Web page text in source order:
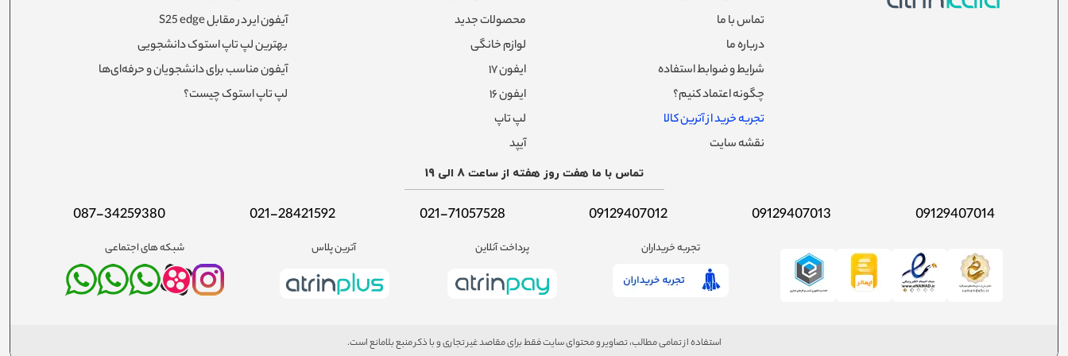
به استفاده از فناوری های روز دنیا و همچنین کیفیت فوق العاده باس و اسپیکرهای به کار گرفته شده در کنار قابلیت هایی همچون دی جی، کارائوکه،
نورپردازی حرفه ای و طراحی جمع و جور اشاره نمود که از این طریق به خوبی توانسته در میان مخاطبان جایگاه کسب کند و به یکی از پرمصرف ترین
تماس با ما
درباره ما
شرایط و ضوابط استفاده
چگونه اعتماد کنیم؟
تجربه خرید از آترین کالا
نقشه سایت
محصولات جدید
لوازم خانگی
ایفون ۱۷
ایفون ۱۶
لپ تاپ
آیپد
آیفون ایر در مقابل S25 edge
بهترین لپ تاپ استوک دانشجویی
آیفون مناسب برای دانشجویان و حرفه‌ای‌ها
لپ تاپ استوک چیست؟
تماس با ما هفت روز هفته از ساعت 8 الی 19
09129407014
09129407013
09129407012
021-71057528
021-28421592
087-34259380
تجربه خریداران پرداخت آنلاین آترین پلاس شبکه های اجتماعی
استفاده از تمامی مطالب، تصاویر و محتوای سایت فقط برای مقاصد غیر تجاری و با ذکر منبع بلامانع است.